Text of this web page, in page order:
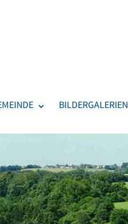
BILDERGALERIEN